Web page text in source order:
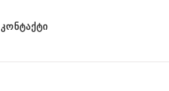
კონტაქტი